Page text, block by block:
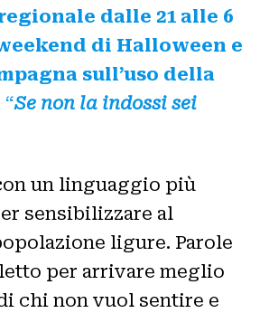
dalle 21 alle 6
di Halloween e
sull’uso della
“Se non la indossi sei
un linguaggio più
sensibilizzare al
ligure. Parole
per arrivare meglio
chi non vuol sentire e